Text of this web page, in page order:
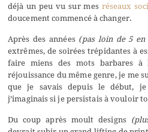
déjà un peu vu sur mes réseaux
doucement commencé à changer.
Après des années (pas loin de 5
extrêmes, de soirées trépidantes à
faire miens des mots barbares
réjouissance du même genre, je me
que je savais depuis le début,
j’imaginais si je persistais à vouloir
Du coup après moult designs